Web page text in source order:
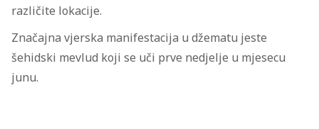
različite lokacije.
Značajna vjerska manifestacija u džematu jeste
šehidski mevlud koji se uči prve nedjelje u mjesecu
junu.